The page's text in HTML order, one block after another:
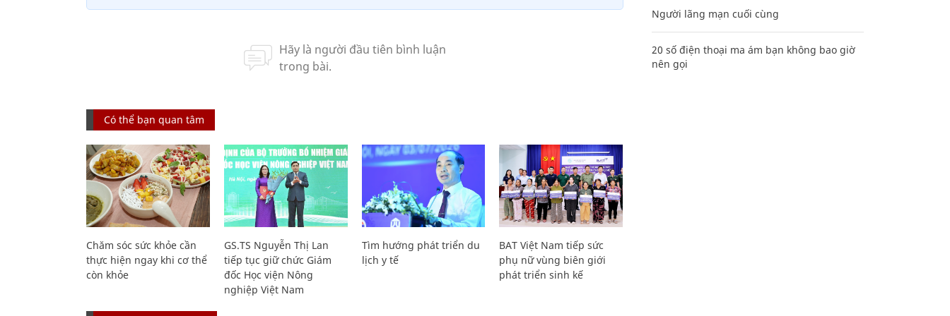
Có thể bạn quan tâm
Chăm sóc sức khỏe cần
thực hiện ngay khi cơ thể
còn khỏe
GS.TS Nguyễn Thị Lan
tiếp tục giữ chức Giám
đốc Học viện Nông
nghiệp Việt Nam
Tìm hướng phát triển du
lịch y tế
BAT Việt Nam tiếp sức
phụ nữ vùng biên giới
phát triển sinh kế
Người lãng mạn cuối cùng
20 số điện thoại ma ám bạn không bao giờ
nên gọi